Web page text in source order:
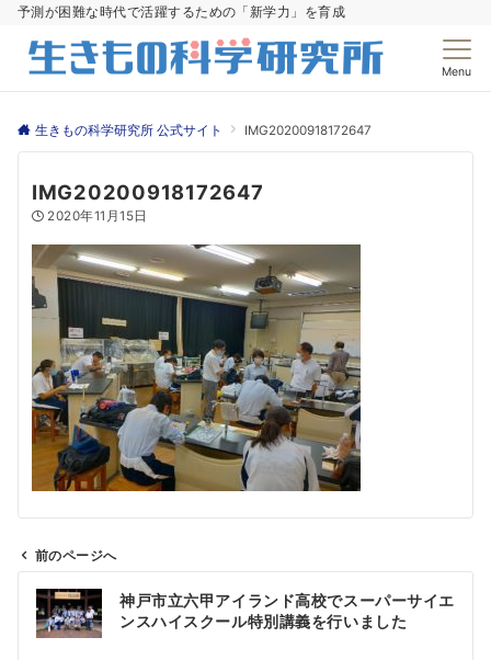
予測が困難な時代で活躍するための「新学力」を育成
Menu
生きもの科学研究所 公式サイト IMG20200918172647
IMG20200918172647
2020年11月15日
前のページへ
神戸市立六甲アイランド高校でスーパーサイエ
ンスハイスクール特別講義を行いました